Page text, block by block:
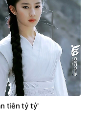
tiên tỷ tỷ'